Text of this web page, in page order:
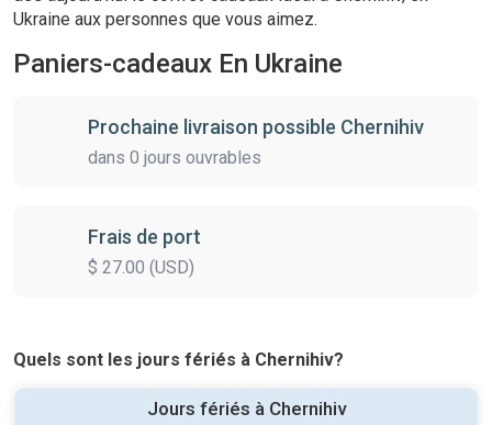
Ukraine aux personnes que vous aimez.
Paniers-cadeaux En Ukraine
Prochaine livraison possible Chernihiv
dans 0 jours ouvrables
Frais de port
$ 27.00 (USD)
Quels sont les jours fériés à Chernihiv?
Jours fériés à Chernihiv